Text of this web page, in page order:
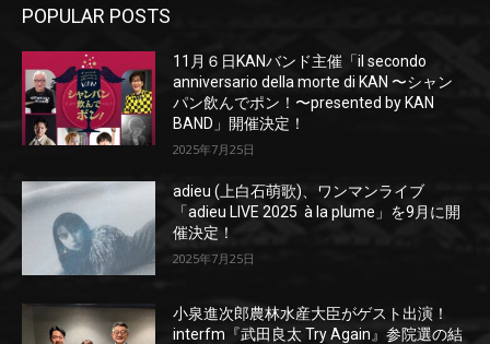
POPULAR POSTS
11月６日KANバンド主催「il secondo
anniversario della morte di KAN 〜シャン
パン飲んでポン！〜presented by KAN
BAND」開催決定！
2025年7月25日
adieu (上白石萌歌)、ワンマンライブ
「adieu LIVE 2025 à la plume」を9月に開
催決定！
2025年7月25日
小泉進次郎農林水産大臣がゲスト出演！
interfm『武田良太 Try Again』参院選の結